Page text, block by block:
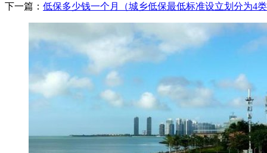
下一篇： 低保多少钱一个月（城乡低保最低标准设立划分为4